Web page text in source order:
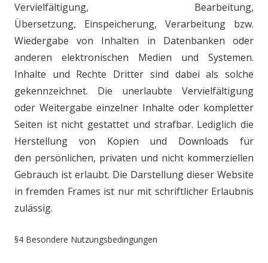
Vervielfältigung, Bearbeitung,
Übersetzung, Einspeicherung, Verarbeitung bzw.
Wiedergabe von Inhalten in Datenbanken oder
anderen elektronischen Medien und Systemen.
Inhalte und Rechte Dritter sind dabei als solche
gekennzeichnet. Die unerlaubte Vervielfältigung
oder Weitergabe einzelner Inhalte oder kompletter
Seiten ist nicht gestattet und strafbar. Lediglich die
Herstellung von Kopien und Downloads für
den persönlichen, privaten und nicht kommerziellen
Gebrauch ist erlaubt. Die Darstellung dieser Website
in fremden Frames ist nur mit schriftlicher Erlaubnis
zulässig.
§4 Besondere Nutzungsbedingungen